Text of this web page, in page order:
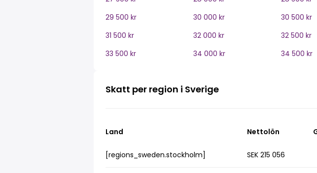
29 500 kr
30 000 kr 30 500 kr
31 500 kr
32 000 kr 32 500 kr
33 500 kr
34 000 kr 34 500 kr
Skatt per region i Sverige
Land Nettolön
[regions_sweden.stockholm] SEK 215 056